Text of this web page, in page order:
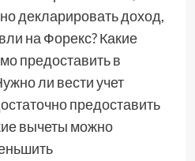
декларировать доход,
на Форекс? Какие
предоставить в
ли вести учет
предоставить
вычеты можно